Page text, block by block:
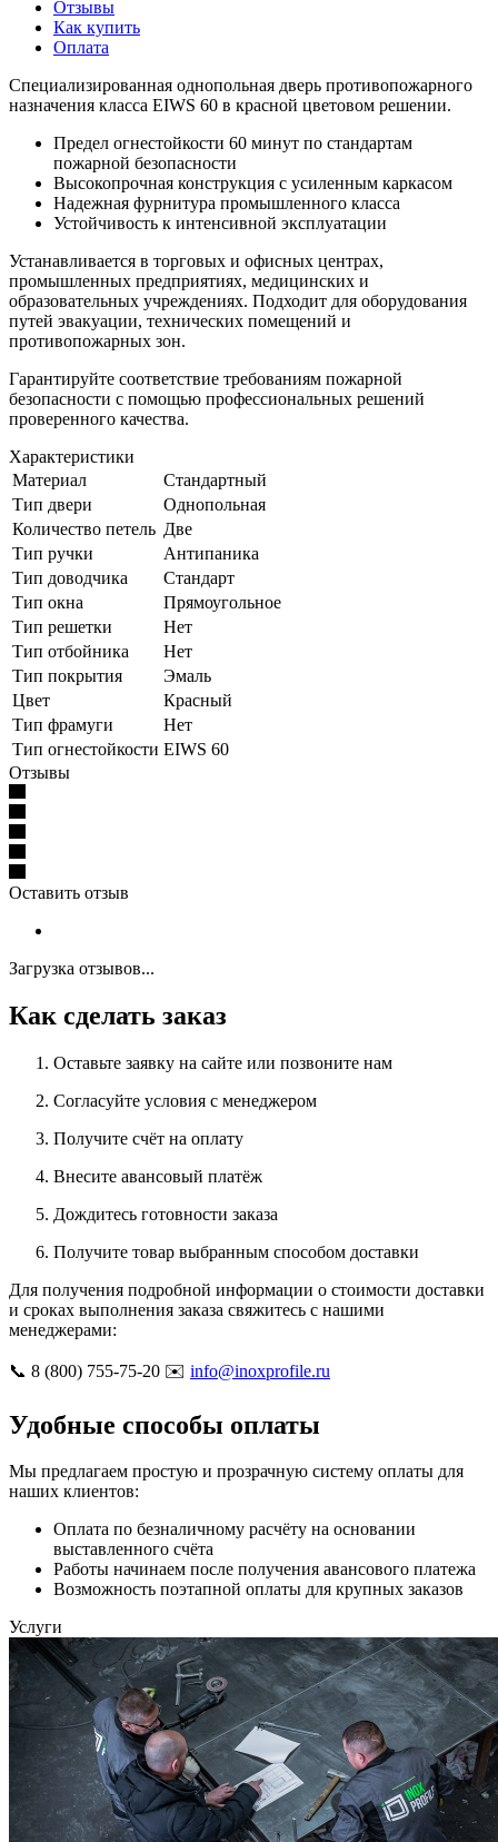
Отзывы
Как купить
Оплата
Специализированная однопольная дверь противопожарного
назначения класса EIWS 60 в красной цветовом решении.
Предел огнестойкости 60 минут по стандартам
пожарной безопасности
Высокопрочная конструкция с усиленным каркасом
Надежная фурнитура промышленного класса
Устойчивость к интенсивной эксплуатации
Устанавливается в торговых и офисных центрах,
промышленных предприятиях, медицинских и
образовательных учреждениях. Подходит для оборудования
путей эвакуации, технических помещений и
противопожарных зон.
Гарантируйте соответствие требованиям пожарной
безопасности с помощью профессиональных решений
проверенного качества.
Характеристики
Материал
Стандартный
Тип двери
Однопольная
Количество петель Две
Тип ручки
Антипаника
Тип доводчика
Стандарт
Тип окна
Прямоугольное
Тип решетки
Нет
Тип отбойника
Нет
Тип покрытия
Эмаль
Цвет
Красный
Тип фрамуги
Нет
Тип огнестойкости EIWS 60
Отзывы
Оставить отзыв
Загрузка отзывов...
Как сделать заказ
Оставьте заявку на сайте или позвоните нам
Согласуйте условия с менеджером
Получите счёт на оплату
Внесите авансовый платёж
Дождитесь готовности заказа
Получите товар выбранным способом доставки
Для получения подробной информации о стоимости доставки
и сроках выполнения заказа свяжитесь с нашими
менеджерами:
📞 8 (800) 755-75-20 ✉️ info@inoxprofile.ru
Удобные способы оплаты
Мы предлагаем простую и прозрачную систему оплаты для
наших клиентов:
Оплата по безналичному расчёту на основании
выставленного счёта
Работы начинаем после получения авансового платежа
Возможность поэтапной оплаты для крупных заказов
Услуги